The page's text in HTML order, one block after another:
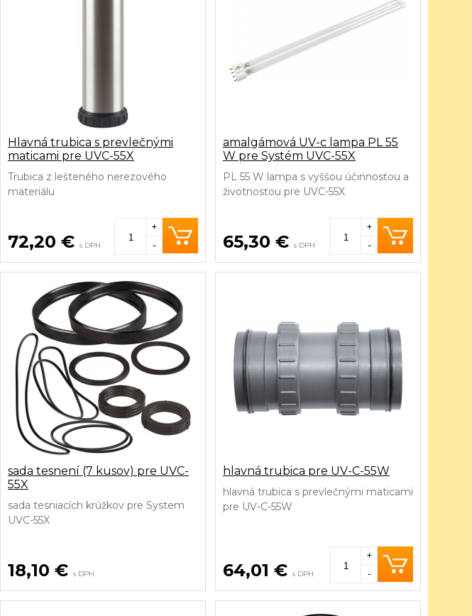
Hlavná trubica s prevlečnými
maticami pre UVC-55X
Trubica z lešteného nerezového
materiálu
72,20 € s DPH
+
-
amalgámová UV-c lampa PL 55
W pre Systém UVC-55X
PL 55 W lampa s vyššou účinnosťou a
životnosťou pre UVC-55X
65,30 € s DPH
+
-
sada tesnení (7 kusov) pre UVC-
55X
sada tesniacích krúžkov pre System
UVC-55X
18,10 € s DPH
hlavná trubica pre UV-C-55W
hlavná trubica s prevlečnými maticami
pre UV-C-55W
64,01 € s DPH
+
-